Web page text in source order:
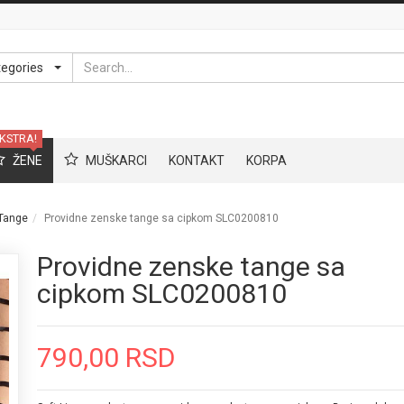
Search
ŽENE MUŠKARCI KONTAKT KORPA
Providne zenske tange sa cipkom SLC0200810
Providne zenske tange sa
cipkom SLC0200810
790,00 RSD